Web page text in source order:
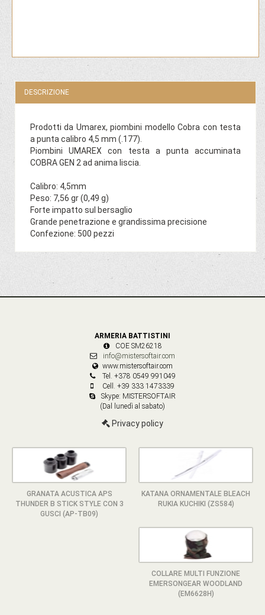
DESCRIZIONE
Prodotti da Umarex, piombini modello Cobra con testa
a punta calibro 4,5 mm (.177).
Piombini UMAREX con testa a punta accuminata
COBRA GEN 2 ad anima liscia.
Calibro: 4,5mm
Peso: 7,56 gr (0,49 g)
Forte impatto sul bersaglio
Grande penetrazione e grandissima precisione
Confezione: 500 pezzi
ARMERIA BATTISTINI
COE SM26218
info@mistersoftair.com
www.mistersoftair.com
Tel. +378 0549 991049
Cell. +39 333 1473339
Skype: MISTERSOFTAIR
(Dal lunedì al sabato)
Privacy policy
GRANATA ACUSTICA APS
THUNDER B STICK STYLE CON 3
GUSCI (AP-TB09)
KATANA ORNAMENTALE BLEACH
RUKIA KUCHIKI (ZS584)
COLLARE MULTI FUNZIONE
EMERSONGEAR WOODLAND
(EM6628H)